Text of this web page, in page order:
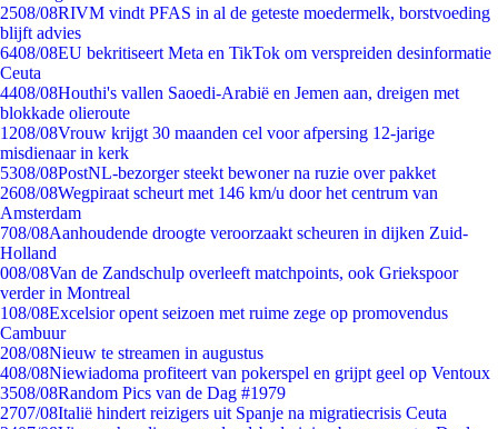
2508/08RIVM vindt PFAS in al de geteste moedermelk, borstvoeding
blijft advies
6408/08EU bekritiseert Meta en TikTok om verspreiden desinformatie
Ceuta
4408/08Houthi's vallen Saoedi-Arabië en Jemen aan, dreigen met
blokkade olieroute
1208/08Vrouw krijgt 30 maanden cel voor afpersing 12-jarige
misdienaar in kerk
5308/08PostNL-bezorger steekt bewoner na ruzie over pakket
2608/08Wegpiraat scheurt met 146 km/u door het centrum van
Amsterdam
708/08Aanhoudende droogte veroorzaakt scheuren in dijken Zuid-
Holland
008/08Van de Zandschulp overleeft matchpoints, ook Griekspoor
verder in Montreal
108/08Excelsior opent seizoen met ruime zege op promovendus
Cambuur
208/08Nieuw te streamen in augustus
408/08Niewiadoma profiteert van pokerspel en grijpt geel op Ventoux
3508/08Random Pics van de Dag #1979
2707/08Italië hindert reizigers uit Spanje na migratiecrisis Ceuta